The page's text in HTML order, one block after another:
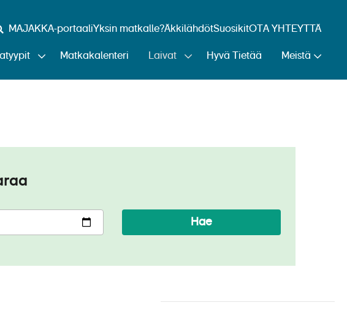
MAJAKKA-portaaliYksin matkalle?ÄkkilähdötSuosikitOTA YHTEYTTÄ
Matkakalenteri Laivat Hyvä Tietää Meistä
Hae